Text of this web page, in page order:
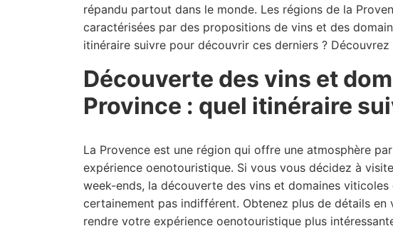
répandu partout dans le monde. Les régions de la
caractérisées par des propositions de vins et des
itinéraire suivre pour découvrir ces derniers ?
Découverte des vins et
Province : quel itinéraire
La Provence est une région qui offre une atmosphère
expérience oenotouristique. Si vous vous décidez à
week-ends, la découverte des vins et domaines
certainement pas indifférent. Obtenez plus de détails en
rendre votre expérience oenotouristique plus